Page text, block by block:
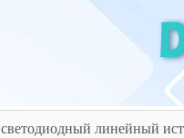
светодиодный линейный